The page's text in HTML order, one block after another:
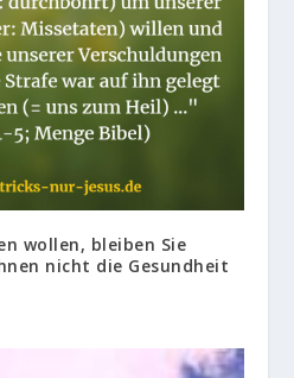
wollen, bleiben Sie
nicht die Gesundheit